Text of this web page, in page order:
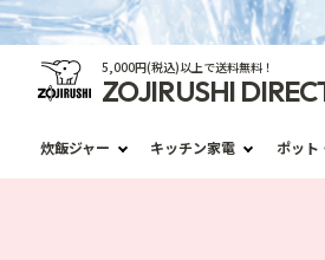
5,000円(税込)以上で送料無料！
ZOJIRUSHI
炊飯ジャー キッチン家電 ポット